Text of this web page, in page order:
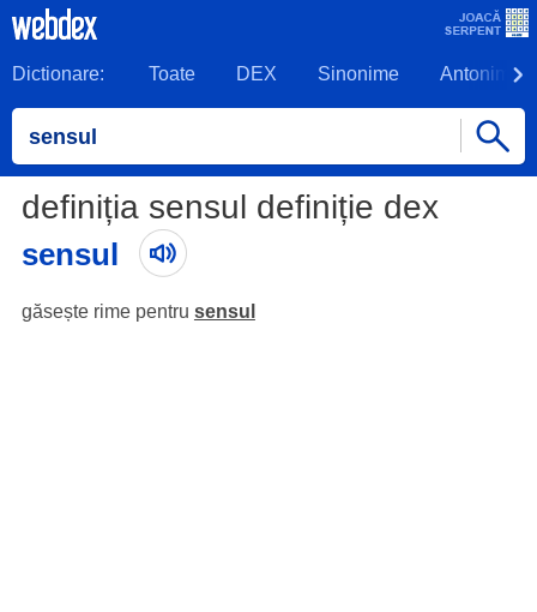
Dictionare: Toate DEX Sinonime Antonime
definiția sensul definiție dex
sensul
găsește rime pentru sensul